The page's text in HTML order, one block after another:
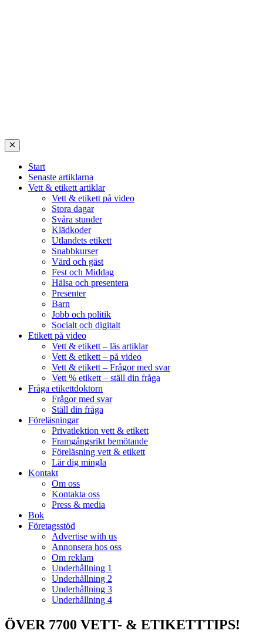
Start
Senaste artiklarna
Vett & etikett artiklar
Vett & etikett på video
Stora dagar
Svåra stunder
Klädkoder
Utlandets etikett
Snabbkurser
Värd och gäst
Fest och Middag
Hälsa och presentera
Presenter
Barn
Jobb och politik
Socialt och digitalt
Etikett på video
Vett & etikett – läs artiklar
Vett & etikett – på video
Vett & etikett – Frågor med svar
Vett % etikett – ställ din fråga
Fråga etikettdoktorn
Frågor med svar
Ställ din fråga
Föreläsningar
Privatlektion vett & etikett
Framgångsrikt bemötande
Föreläsning vett & etikett
Lär dig mingla
Kontakt
Om oss
Kontakta oss
Press & media
Bok
Företagsstöd
Advertise with us
Annonsera hos oss
Om reklam
Underhållning 1
Underhållning 2
Underhållning 3
Underhållning 4
ÖVER 7700 VETT- & ETIKETTTIPS!